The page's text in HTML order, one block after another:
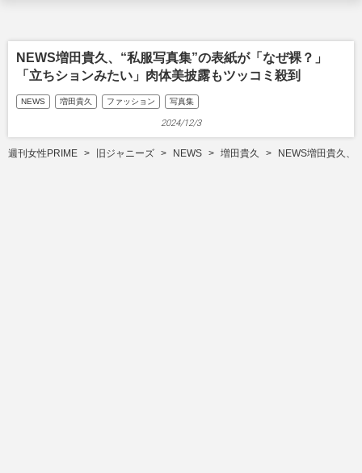
NEWS増田貴久、“私服写真集”の表紙が「なぜ裸？」
「立ちションみたい」肉体美披露もツッコミ殺到
NEWS 増田貴久 ファッション 写真集
2024/12/3
週刊女性PRIME 旧ジャニーズ NEWS 増田貴久 NEWS増田貴久、